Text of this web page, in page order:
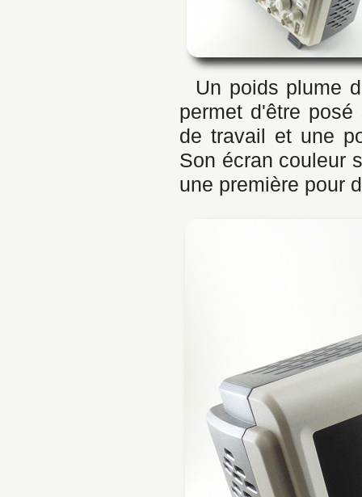
Un poids plume
permet d'être
de travail et une
Son écran couleur
une première pour